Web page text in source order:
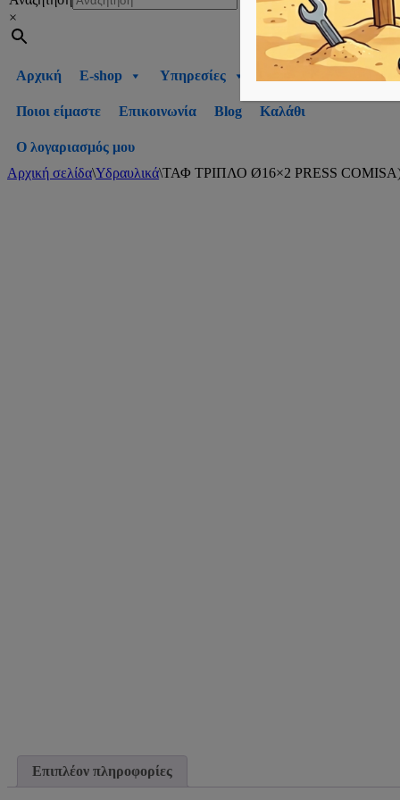
×
Αρχική E-shop Υπηρεσίες
Ποιοι είμαστε Επικοινωνία Blog Καλάθι
Ο λογαριασμός μου
Αρχική σελίδα\Υδραυλικά\ΤΑΦ ΤΡΙΠΛΟ Ø16×2 PRESS
Επιπλέον πληροφορίες